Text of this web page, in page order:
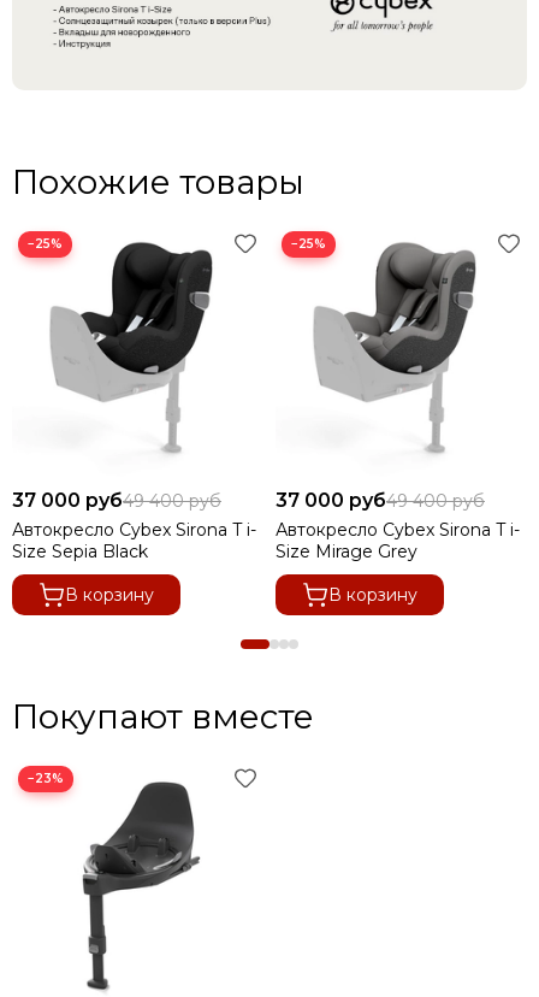
Похожие товары
−25%
37 000 руб49 400 руб
Автокресло Cybex Sirona T i-
Size Sepia Black
В корзину
−25%
37 000 руб49 400 руб
Автокресло Cybex Sirona T i-
Size Mirage Grey
В корзину
Покупают вместе
−23%